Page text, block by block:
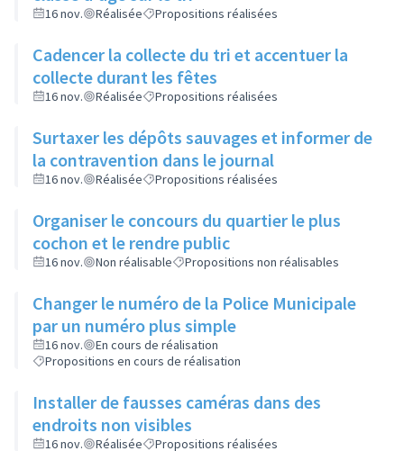
16 nov. Réalisée Propositions réalisées
Cadencer la collecte du tri et accentuer la
collecte durant les fêtes
16 nov. Réalisée Propositions réalisées
Surtaxer les dépôts sauvages et informer de
la contravention dans le journal
16 nov. Réalisée Propositions réalisées
Organiser le concours du quartier le plus
cochon et le rendre public
16 nov. Non réalisable Propositions non réalisables
Changer le numéro de la Police Municipale
par un numéro plus simple
16 nov.
En cours de réalisation
Propositions en cours de réalisation
Installer de fausses caméras dans des
endroits non visibles
16 nov. Réalisée Propositions réalisées